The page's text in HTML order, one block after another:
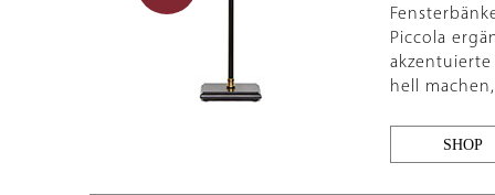
Piccola
hell
SHOP